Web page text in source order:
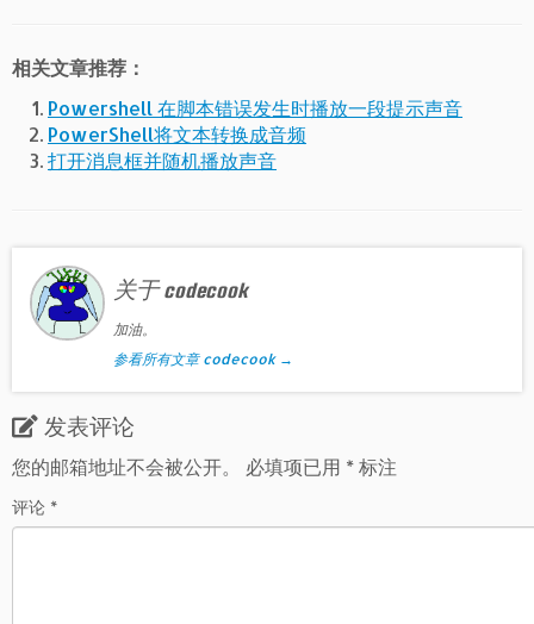
相关文章推荐：
Powershell 在脚本错误发生时播放一段提示声音
PowerShell将文本转换成音频
打开消息框并随机播放声音
关于 codecook
加油。
参看所有文章 codecook →
发表评论
您的邮箱地址不会被公开。
必填项已用 *标注
评论 *